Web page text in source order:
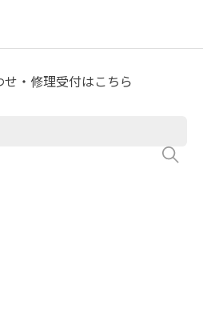
・修理受付はこちら
赤外顕微鏡を使